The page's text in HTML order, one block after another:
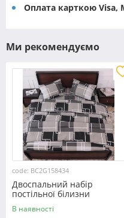
Оплата карткою Visa,
Ми рекомендуємо
code: BC2G158434
Двоспальний набір
постільної білизни
180*220 із Бязі "Gold"
№158434 Черешенка™
В наявності